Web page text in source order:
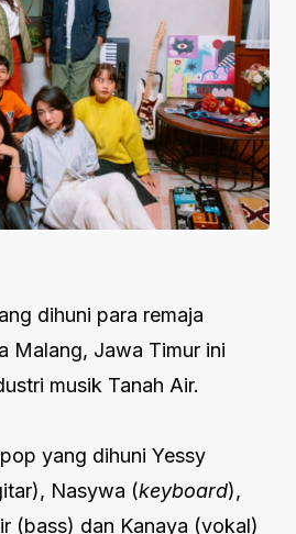
dihuni para remaja
Malang, Jawa Timur ini
musik Tanah Air.
yang dihuni Yessy
Nasywa (keyboard),
(bass) dan Kanaya (vokal)